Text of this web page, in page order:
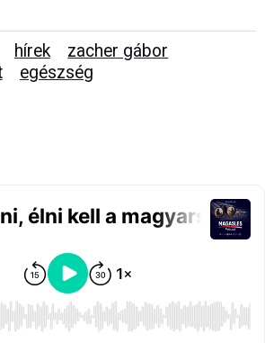
hírek
zacher gábor
egészség